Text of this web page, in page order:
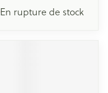
En rupture de stock